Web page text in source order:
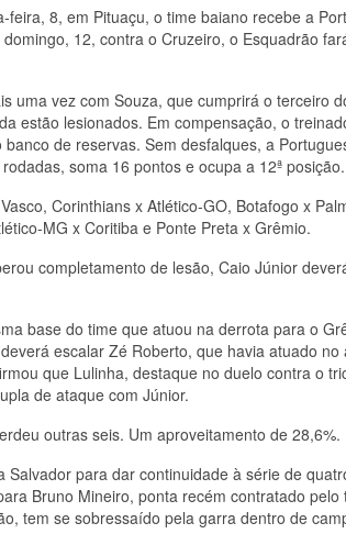
feira, 8, em Pituaçu, o time baiano recebe a
12, contra o Cruzeiro, o Esquadrão
uma vez com Souza, que cumprirá o terceiro
estão lesionados. Em compensação, o
de reservas. Sem desfalques, a
soma 16 pontos e ocupa a 12ª posição.
Corinthians x Atlético-GO, Botafogo x
MG x Coritiba e Ponte Preta x Grêmio.
completamento de lesão, Caio Júnior
base do time que atuou na derrota para o
escalar Zé Roberto, que havia atuado no
que Lulinha, destaque no duelo contra o
de ataque com Júnior.
outras seis. Um aproveitamento de 28,6%.
para dar continuidade à série de
Bruno Mineiro, ponta recém contratado pelo
tem se sobressaído pela garra dentro de